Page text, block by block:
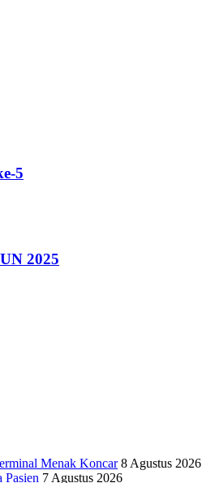
5
2025
Menak Koncar 8 Agustus 2026
Pasien 7 Agustus 2026